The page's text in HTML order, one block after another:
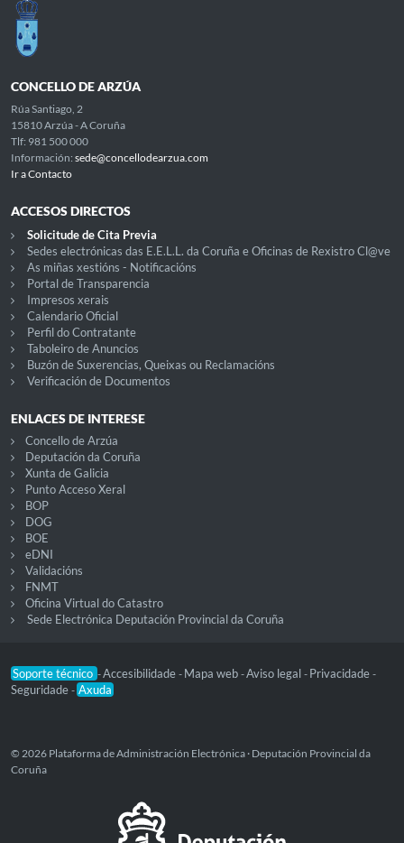
CONCELLO DE ARZÚA
Rúa Santiago, 2
15810 Arzúa - A Coruña
Tlf: 981 500 000
Información: sede@concellodearzua.com
Ir a Contacto
ACCESOS DIRECTOS
Solicitude de Cita Previa
Sedes electrónicas das E.E.L.L. da Coruña e Oficinas de Rexistro Cl@ve
As miñas xestións - Notificacións
Portal de Transparencia
Impresos xerais
Calendario Oficial
Perfil do Contratante
Taboleiro de Anuncios
Buzón de Suxerencias, Queixas ou Reclamacións
Verificación de Documentos
ENLACES DE INTERESE
Concello de Arzúa
Deputación da Coruña
Xunta de Galicia
Punto Acceso Xeral
BOP
DOG
BOE
eDNI
Validacións
FNMT
Oficina Virtual do Catastro
Sede Electrónica Deputación Provincial da Coruña
Soporte técnico -Accesibilidade - Mapa web -Aviso legal - Privacidade -
Seguridade - Axuda
© 2026 Plataforma de Administración Electrónica · Deputación Provincial da
Coruña